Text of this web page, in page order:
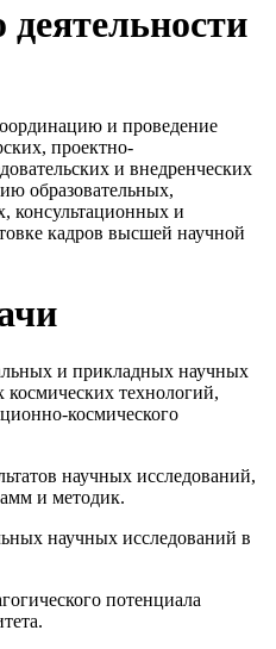
и проведение
проектно-
и внедренческих
образовательных,
консультационных и
кадров высшей научной
и прикладных научных
космических технологий,
космического
научных исследований,
и методик.
научных исследований в
потенциала